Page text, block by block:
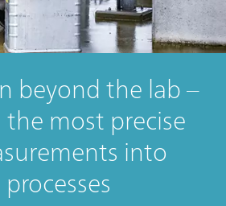
beyond the lab –
most precise
into